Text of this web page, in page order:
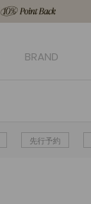
BRAND
先行予約